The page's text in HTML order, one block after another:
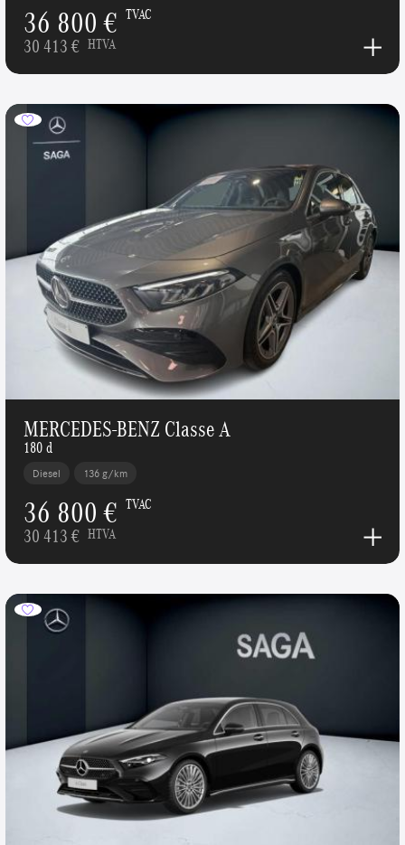
36 800 € TVAC
30 413 € HTVA
MERCEDES-BENZ Classe A
180 d
Diesel 136 g/km
36 800 € TVAC
30 413 € HTVA